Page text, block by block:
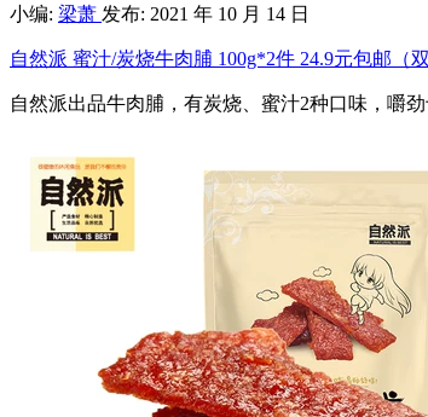
小编: 梁萧 发布: 2021 年 10 月 14 日
自然派 蜜汁/炭烧牛肉脯 100g*2件 24.9元包邮（
自然派出品牛肉脯，有炭烧、蜜汁2种口味，嚼